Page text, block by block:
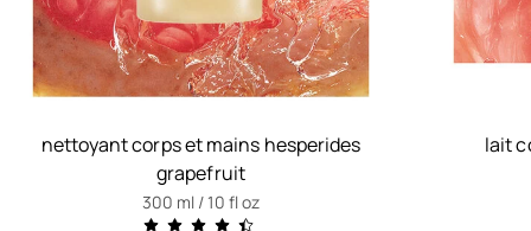
nettoyant corps et mains hesperides
grapefruit
300 ml / 10 fl oz
lait